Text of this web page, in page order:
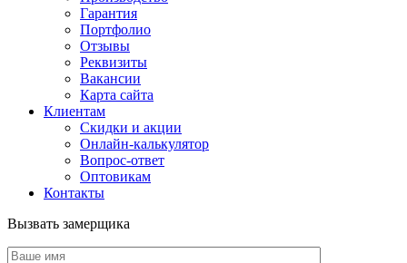
Гарантия
Портфолио
Отзывы
Реквизиты
Вакансии
Карта сайта
Клиентам
Скидки и акции
Онлайн-калькулятор
Вопрос-ответ
Оптовикам
Контакты
Вызвать замерщика